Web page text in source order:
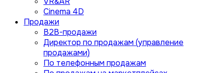
Cinema 4D
Продажи
B2B-продажи
Директор по продажам (управление
продажами)
По телефонным продажам